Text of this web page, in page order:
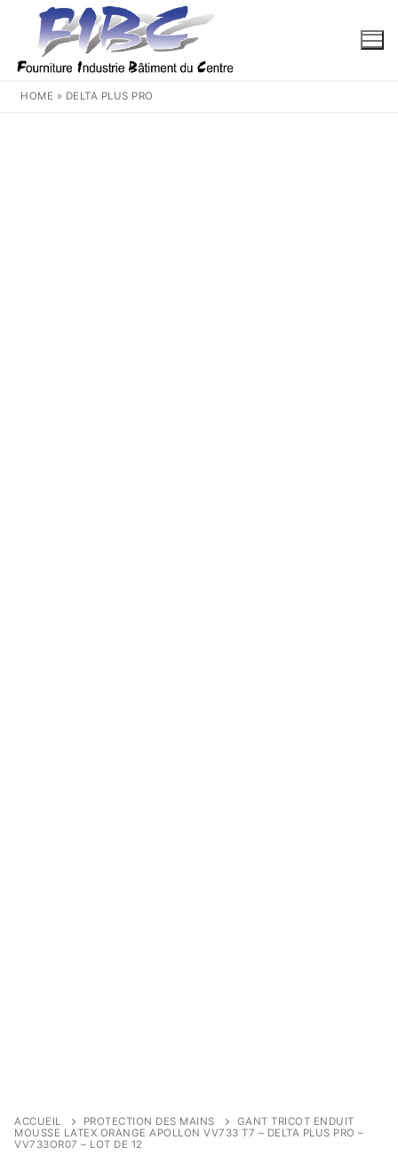
contenu
HOME » DELTA PLUS PRO
ACCUEIL PROTECTION DES MAINS
GANT TRICOT ENDUIT
MOUSSE LATEX ORANGE APOLLON VV733 T7 – DELTA PLUS PRO –
VV733OR07 – LOT DE 12